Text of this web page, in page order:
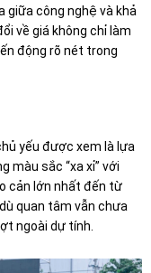
giữa công nghệ và khả
về giá không chỉ làm
động rõ nét trong
yếu được xem là lựa
màu sắc “xa xỉ” với
cản lớn nhất đến từ
quan tâm vẫn chưa
ngoài dự tính.